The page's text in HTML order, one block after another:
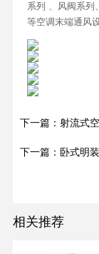
系列 、风阀系列
等空调末端通风
下一篇：射流式
下一篇：卧式明
相关推荐